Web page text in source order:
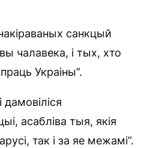
санкцый
чалавека, і тых, хто
Украіны”.
асабліва тыя, якія
так і за яе межамі”.